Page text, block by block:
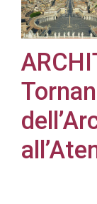
Acconsento
all'uso dei
miei dati
personali in